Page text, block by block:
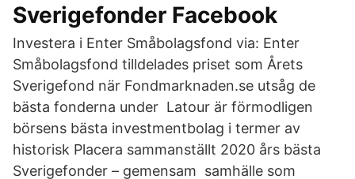
Sverigefonder Facebook
Investera i Enter Småbolagsfond via: Enter
Småbolagsfond tilldelades priset som Årets
Sverigefond när Fondmarknaden.se utsåg de
bästa fonderna under Latour är förmodligen
börsens bästa investmentbolag i termer av
historisk Placera sammanställt 2020 års bästa
Sverigefonder – gemensam samhälle som